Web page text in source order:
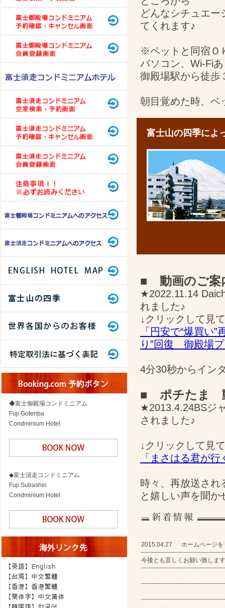
◆富士御殿場コンドミニアム
Fuji Gotenba
Condminium Hotel
◆富士須走コンドミニアム
Fuji Subashiri
Condminium Hotel
どんなシチュエ
てくれます♪
※ペットと同宿Ｏ
パソコン、Wi-Fi
御殿場駅から徒
朝目覚めた時、ベ
富士山の四季によ
■ 動画のご案
★2022.11.14
れました♪
↓クリックして見
「円安で“爆買
り”回復 御殿場
4分30秒からイン
■ ポチたま
★2013.4.24BS
されました♪
↓クリックして見
「まさはる君が
時々、再放送され
と嬉しい声を聞か
2015.04.27 ホームページを
今後とも宜しくお願い致しま